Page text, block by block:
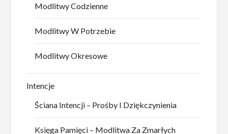
Modlitwy Codzienne
Modlitwy W Potrzebie
Modlitwy Okresowe
Intencje
Ściana Intencji – Prośby I Dziękczynienia
Księga Pamięci – Modlitwa Za Zmarłych